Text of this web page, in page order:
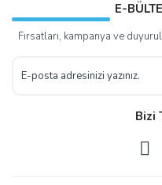
E-
Fırsatları, kampanya ve
Bizi